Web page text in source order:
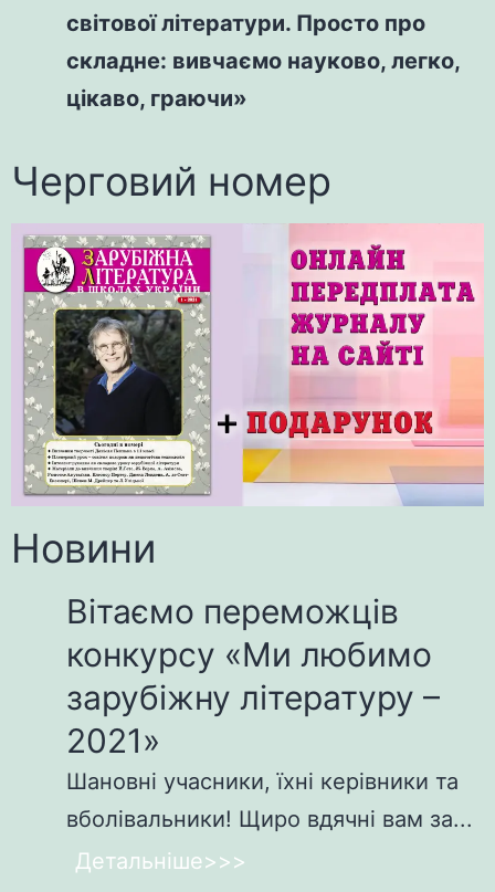
світової літератури. Просто про
складне: вивчаємо науково, легко,
цікаво, граючи»
Черговий номер
Новини
Вітаємо переможців
конкурсу «Ми любимо
зарубіжну літературу –
2021»
Шановні учасники, їхні керівники та
вболівальники! Щиро вдячні вам за...
Детальніше>>>